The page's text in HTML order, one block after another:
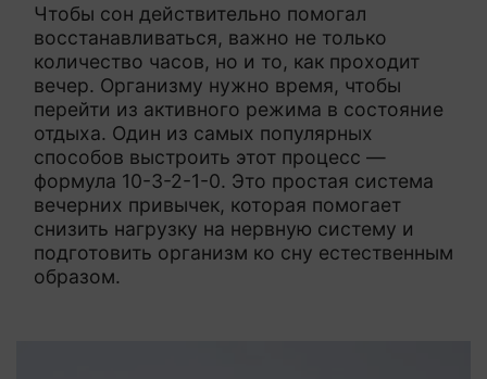
Чтобы сон действительно помогал
восстанавливаться, важно не только
количество часов, но и то, как проходит
вечер. Организму нужно время, чтобы
перейти из активного режима в состояние
отдыха. Один из самых популярных
способов выстроить этот процесс —
формула 10-3-2-1-0. Это простая система
вечерних привычек, которая помогает
снизить нагрузку на нервную систему и
подготовить организм ко сну естественным
образом.